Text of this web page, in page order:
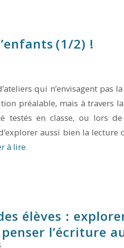
(1/2) !
qui n’envisagent pas
préalable, mais à travers
testés en classe, ou lors de
aussi bien la lecture
à lire
élèves :
l’écriture